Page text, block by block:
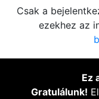
Csak a
ezekhez az
Ez
Gratulálunk!